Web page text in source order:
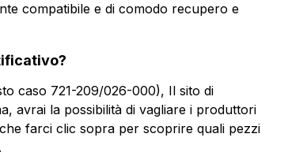
compatibile e di comodo recupero e
caso 721-209/026-000), Il sito di
avrai la possibilità di vagliare i produttori
farci clic sopra per scoprire quali pezzi